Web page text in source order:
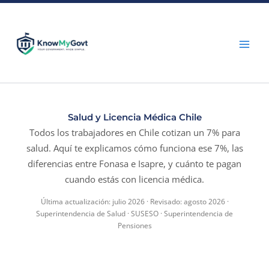
content
Salud y Licencia Médica Chile
Todos los trabajadores en Chile cotizan un 7% para
salud. Aquí te explicamos cómo funciona ese 7%, las
diferencias entre Fonasa e Isapre, y cuánto te pagan
cuando estás con licencia médica.
Última actualización: julio 2026 · Revisado: agosto 2026 ·
Superintendencia de Salud · SUSESO · Superintendencia de
Pensiones